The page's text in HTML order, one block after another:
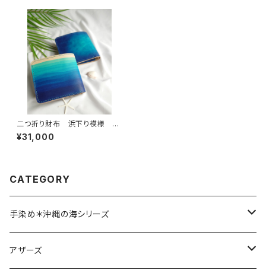
二つ折り財布 浜下り模様 手
染め 手縫い 沖縄の海
¥31,000
CATEGORY
手染め＊沖縄の海シリーズ
スマホケース
アザーズ